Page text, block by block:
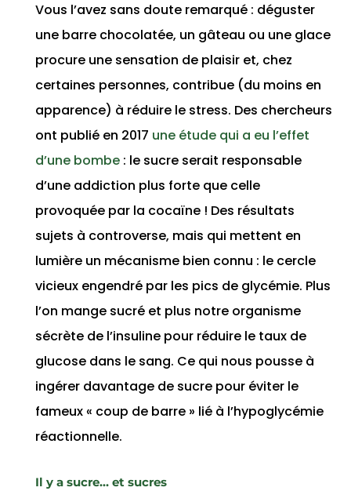
Vous l’avez sans doute remarqué : déguster
une barre chocolatée, un gâteau ou une glace
procure une sensation de plaisir et, chez
certaines personnes, contribue (du moins en
apparence) à réduire le stress. Des chercheurs
ont publié en 2017 une étude qui a eu l’effet
d’une bombe: le sucre serait responsable
d’une addiction plus forte que celle
provoquée par la cocaïne ! Des résultats
sujets à controverse, mais qui mettent en
lumière un mécanisme bien connu : le cercle
vicieux engendré par les pics de glycémie. Plus
l’on mange sucré et plus notre organisme
sécrète de l’insuline pour réduire le taux de
glucose dans le sang. Ce qui nous pousse à
ingérer davantage de sucre pour éviter le
fameux « coup de barre » lié à l’hypoglycémie
réactionnelle.
Il y a sucre… et sucres